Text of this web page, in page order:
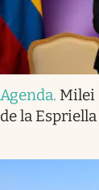
Agenda. Milei
de la